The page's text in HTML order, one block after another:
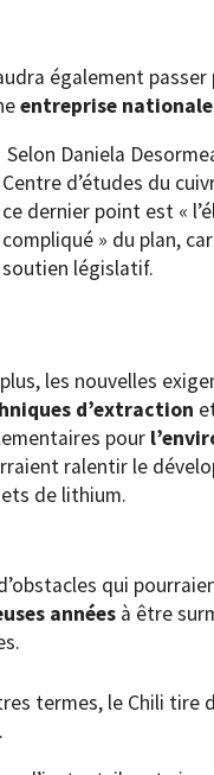
également
entreprise
Selon Daniela
Centre d’études du
ce dernier point est «
compliqué » du plan,
soutien législatif.
les nouvelles
d’extraction
pour
ralentir le
de lithium.
qui
années à être
termes, le Chili tire